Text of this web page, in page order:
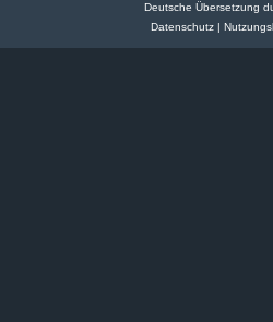
Deutsche Übersetzung
Datenschutz|